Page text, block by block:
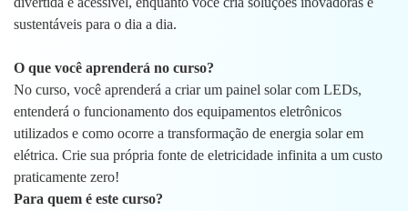
sustentáveis para o dia a dia.
O que você aprenderá no curso?
No curso, você aprenderá a criar um painel solar com LEDs,
entenderá o funcionamento dos equipamentos eletrônicos
utilizados e como ocorre a transformação de energia solar em
elétrica. Crie sua própria fonte de eletricidade infinita a um custo
praticamente zero!
Para quem é este curso?